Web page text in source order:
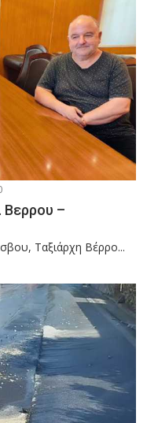
Βερρου –
Ταξιάρχη Βέρρο...